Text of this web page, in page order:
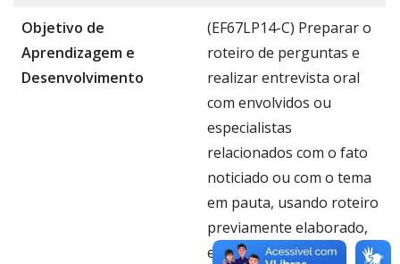
Objetivo de
Aprendizagem e
Desenvolvimento
(EF67LP14-C) Preparar o
roteiro de perguntas e
realizar entrevista oral
com envolvidos ou
especialistas
relacionados com o fato
noticiado ou com o tema
em pauta, usando roteiro
previamente elaborado,
e formulando outras